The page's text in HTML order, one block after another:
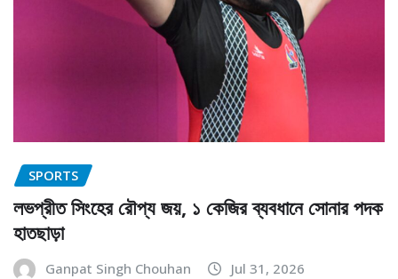
SPORTS
লভপ্রীত সিংহের রৌপ্য জয়, ১ কেজির ব্যবধানে সোনার পদক
হাতছাড়া
Ganpat Singh Chouhan Jul 31, 2026